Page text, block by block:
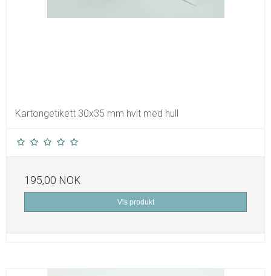
Kartongetikett 30x35 mm hvit med hull
195,00 NOK
Vis produkt